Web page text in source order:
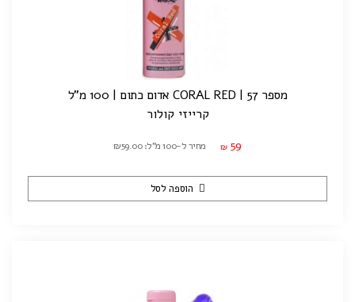
מספר 57 | CORAL RED אדום כתום | 100 מ"ל
קרייזי קולור
₪ 59 מחיר ל-100 מ"ל: ₪59.00
הוספה לסל